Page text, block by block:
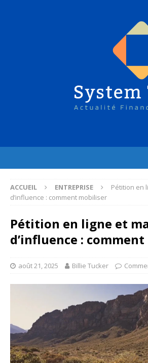
ACCUEIL ENTREPRISE
Pétition en
d’influence : comment mobiliser
Pétition en ligne et
d’influence :
août 21, 2025 Billie Tucker